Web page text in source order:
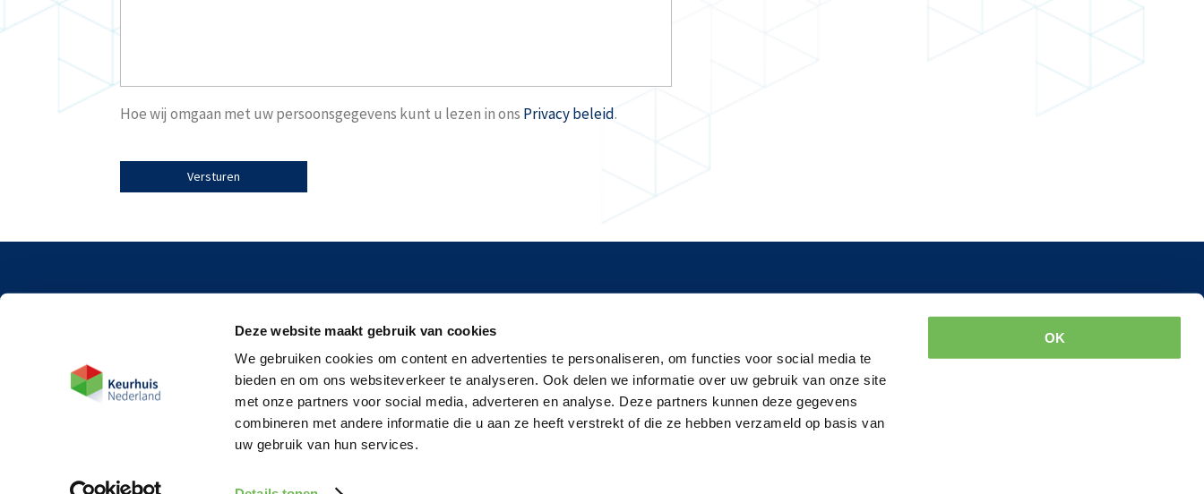
Deze website maakt gebruik van cookies
We gebruiken cookies om content en advertenties te personaliseren, om functies voor social media te
bieden en om ons websiteverkeer te analyseren. Ook delen we informatie over uw gebruik van onze site
met onze partners voor social media, adverteren en analyse. Deze partners kunnen deze gegevens
combineren met andere informatie die u aan ze heeft verstrekt of die ze hebben verzameld op basis van
uw gebruik van hun services.
OK
Hoe wij omgaan met uw persoonsgegevens kunt u lezen in ons Privacy beleid.
3824MG Amersfoort
Postbus 202
4190CE Geldermalsen
KVK: 30180599
Thermografie
Opleveringskeuringen